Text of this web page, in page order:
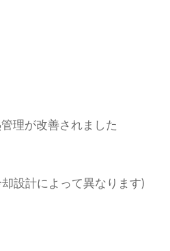
理が改善されました
設計によって異なります)